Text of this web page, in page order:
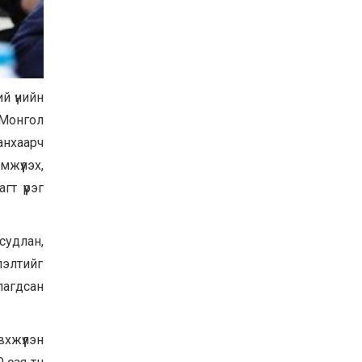
үнийн
үүрэг